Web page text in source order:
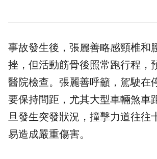
事故發生後，張麗善略感頸椎和
挫，但活動筋骨後照常跑行程，
醫院檢查。張麗善呼籲，駕駛在
要保持間距，尤其大型車輛煞車
旦發生突發狀況，撞擊力道往往
易造成嚴重傷害。